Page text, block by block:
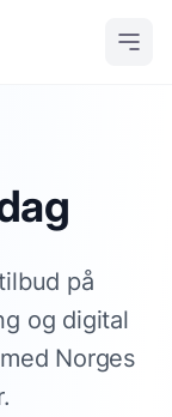
på
og digital
Norges